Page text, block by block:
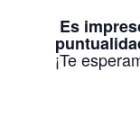
Es
¡Te